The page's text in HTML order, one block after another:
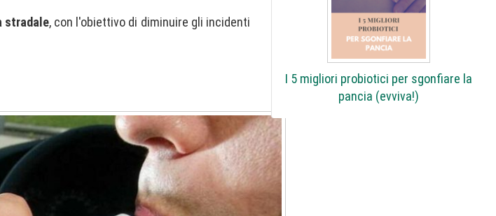
stradale, con l'obiettivo di diminuire gli incidenti
I 5 migliori probiotici per sgonfiare la
pancia (evviva!)